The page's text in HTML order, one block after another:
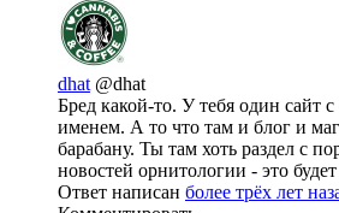
dhat @dhat
Бред какой-то. У тебя один сайт
именем. А то что там и блог и
барабану. Ты там хоть раздел с
новостей орнитологии - это
Ответ написан более трёх лет